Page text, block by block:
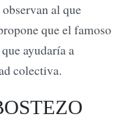
al que
que el famoso
ayudaría a
colectiva.